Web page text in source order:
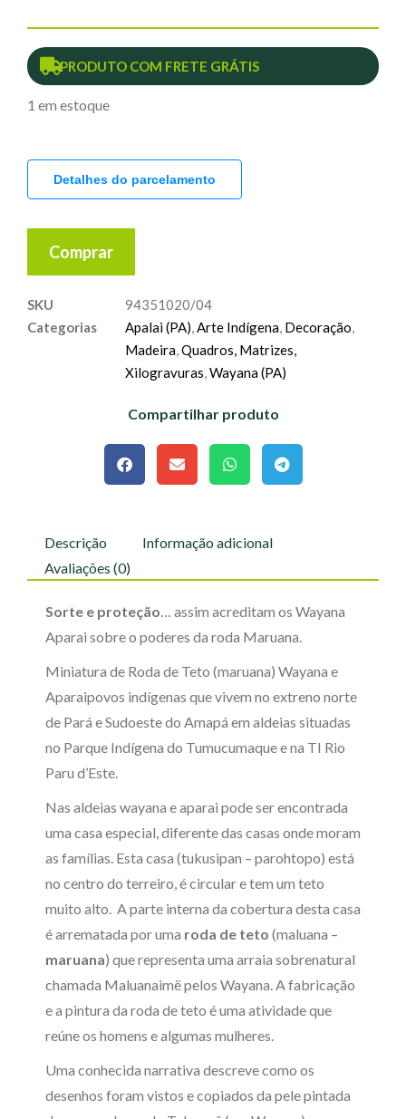
PRODUTO COM FRETE GRÁTIS
1 em estoque
Detalhes do parcelamento
Comprar
SKU
94351020/04
Categorias
Apalai (PA),Arte Indígena, Decoração,
Madeira,Quadros, Matrizes,
Xilogravuras,Wayana (PA)
Compartilhar produto
Descrição
Informação adicional
Avaliações (0)
Sorte e proteção… assim acreditam os Wayana
Aparai sobre o poderes da roda Maruana.
Miniatura de Roda de Teto (maruana) Wayana e
Aparaipovos indígenas que vivem no extreno norte
de Pará e Sudoeste do Amapá em aldeias situadas
no Parque Indígena do Tumucumaque e na TI Rio
Paru d’Este.
Nas aldeias wayana e aparai pode ser encontrada
uma casa especial, diferente das casas onde moram
as famílias. Esta casa (tukusipan – parohtopo) está
no centro do terreiro, é circular e tem um teto
muito alto. A parte interna da cobertura desta casa
é arrematada por uma roda de teto (maluana –
maruana) que representa uma arraia sobrenatural
chamada Maluanaimë pelos Wayana. A fabricação
e a pintura da roda de teto é uma atividade que
reúne os homens e algumas mulheres.
Uma conhecida narrativa descreve como os
desenhos foram vistos e copiados da pele pintada